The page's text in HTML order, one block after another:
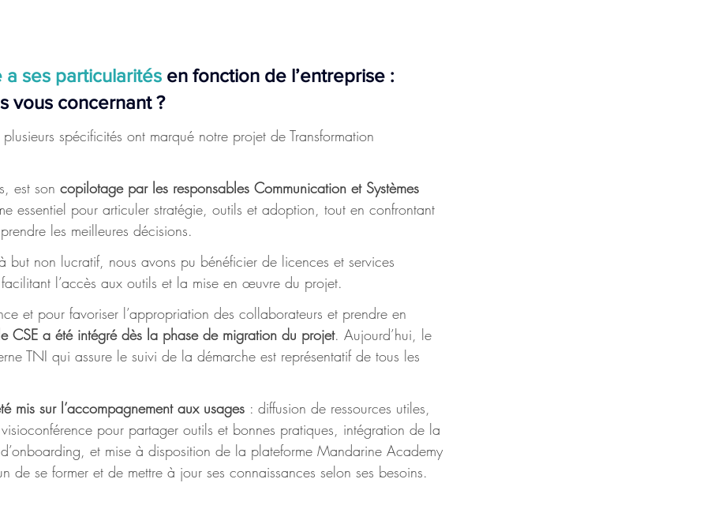
ses particularités en fonction de l’entreprise :
vous concernant ?
spécificités ont marqué notre projet de Transformation
est son copilotage par les responsables Communication et Systèmes
essentiel pour articuler stratégie, outils et adoption, tout en confrontant
les meilleures décisions.
but non lucratif, nous avons pu bénéficier de licences et services
l’accès aux outils et la mise en œuvre du projet.
et pour favoriser l’appropriation des collaborateurs et prendre en
CSE a été intégré dès la phase de migration du projet. Aujourd’hui, le
TNI qui assure le suivi de la démarche est représentatif de tous les
mis sur l’accompagnement aux usages : diffusion de ressources utiles,
pour partager outils et bonnes pratiques, intégration de la
et mise à disposition de la plateforme Mandarine Academy
de se former et de mettre à jour ses connaissances selon ses besoins.